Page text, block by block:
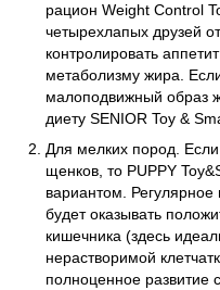
рацион Weight Control
четырехлапых друзей
контролировать
метаболизму жира.
малоподвижный образ
диету SENIOR Toy &
Для мелких пород.
щенков, то PUPPY
вариантом. Регулярное
будет оказывать
кишечника (здесь
нерастворимой
полноценное развитие